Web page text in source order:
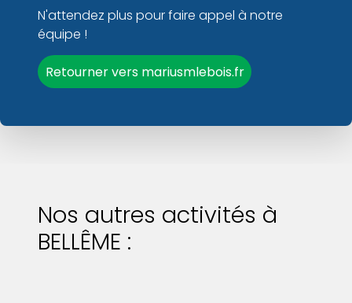
N'attendez plus pour faire appel à notre
équipe !
Retourner vers mariusmlebois.fr
Nos autres activités à
BELLÊME :